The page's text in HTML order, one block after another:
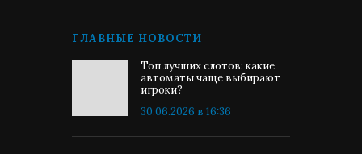
ГЛАВНЫЕ НОВОСТИ
Топ лучших слотов: какие
автоматы чаще выбирают
игроки?
30.06.2026 в 16:36